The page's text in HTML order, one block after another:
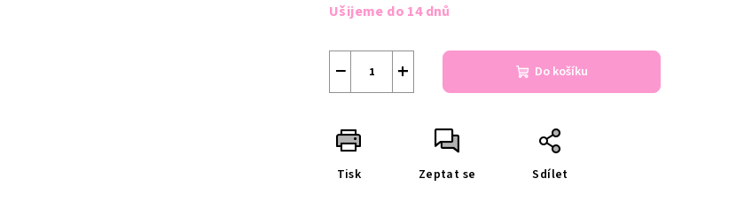
cena:
Ušijeme do 14 dnů
+
− Do košíku
Tisk Zeptat se Sdílet